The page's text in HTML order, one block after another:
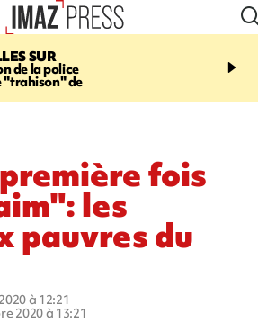
SUR
de la police
"trahison" de
12:19
grièvement blessé à
fois
les
pauvres du
à 12:21
2020 à 13:21